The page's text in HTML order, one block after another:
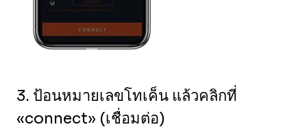
3. ป้อนหมายเลขโทเค็น แล้วคลิกที่
«connect» (เชื่อมต่อ)